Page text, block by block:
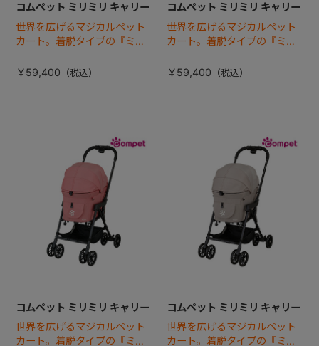
コムペット ミリミリ キャリー
世界を広げるマジカルペット
カート。着脱タイプの『ミリ
ミリEG』 がフルモデルチェン
ジ 。新機能「マジカルフォー
￥59,400
コムペット ミリミリ キャリー
世界を広げるマジカルペット
カート。着脱タイプの『ミリ
ミリEG』 がフルモデルチェン
ジ 。新機能「マジカルフォー
￥59,400
コムペット ミリミリ キャリー
世界を広げるマジカルペット
カート。着脱タイプの『ミリ
コムペット ミリミリ キャリー
世界を広げるマジカルペット
カート。着脱タイプの『ミリ